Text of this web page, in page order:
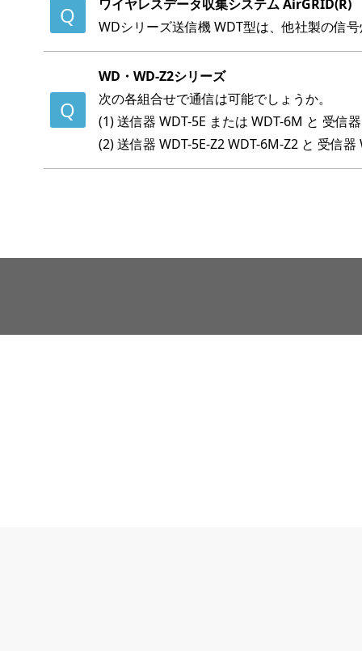
ワイヤレスデータ収集システム
WDシリーズ送信機 WDT型は、他社製の信
WD・WD-Z2シリーズ
次の各組合せで通信は可能でしょうか。
(1) 送信器 WDT-5E または WDT-6M と 受信
(2) 送信器 WDT-5E-Z2 WDT-6M-Z2 と 受信器